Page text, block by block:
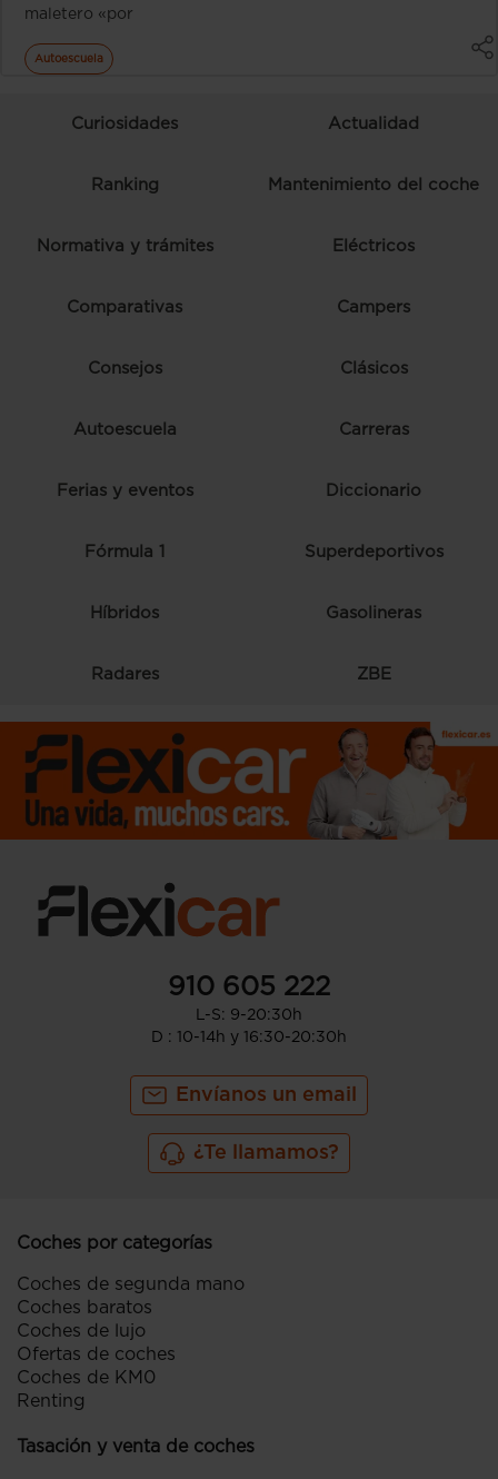
maletero «por
Autoescuela
Curiosidades Actualidad
Ranking Mantenimiento del coche
Normativa y trámites Eléctricos
Comparativas Campers
Consejos Clásicos
Autoescuela Carreras
Ferias y eventos Diccionario
Fórmula 1 Superdeportivos
Híbridos Gasolineras
Radares ZBE
910 605 222
L-S: 9-20:30h
D : 10-14h y 16:30-20:30h
Envíanos un email
¿Te llamamos?
Coches por categorías
Coches de segunda mano
Coches baratos
Coches de lujo
Ofertas de coches
Coches de KM0
Renting
Tasación y venta de coches